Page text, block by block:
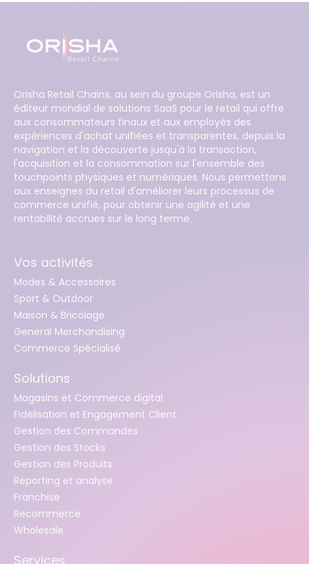
Orisha Retail Chains, au sein du groupe Orisha, est un
éditeur mondial de solutions SaaS pour le retail qui offre
aux consommateurs finaux et aux employés des
expériences d'achat unifiées et transparentes, depuis la
navigation et la découverte jusqu'à la transaction,
l'acquisition et la consommation sur l'ensemble des
touchpoints physiques et numériques. Nous permettons
aux enseignes du retail d'améliorer leurs processus de
commerce unifié, pour obtenir une agilité et une
rentabilité accrues sur le long terme.
Vos activités
Modes & Accessoires
Sport & Outdoor
Maison & Bricolage
General Merchandising
Commerce Spécialisé
Solutions
Magasins et Commerce digital
Fidélisation et Engagement Client
Gestion des Commandes
Gestion des Stocks
Gestion des Produits
Reporting et analyse
Franchise
Recommerce
Wholesale
Services